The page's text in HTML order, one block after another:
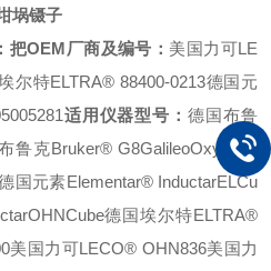
埚镊子
把OEM厂商及编号： 美国力可LE
尔特ELTRA® 88400-0213德国元
适用仪器型号：德国布鲁
鲁克Bruker® G8GalileoOxygen /
国元素Elementar® InductarELCu
德国埃尔特ELTRA®
美国力可LECO® OHN836美国力